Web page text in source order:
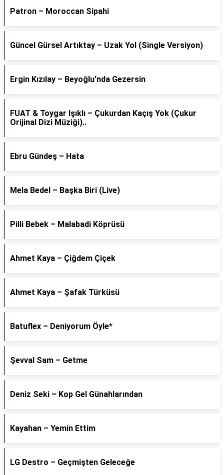
Patron – Moroccan Sipahi
Güncel Gürsel Artıktay – Uzak Yol (Single Versiyon)
Ergin Kızılay – Beyoğlu'nda Gezersin
FUAT & Toygar Işıklı – Çukurdan Kaçış Yok (Çukur
Orijinal Dizi Müziği)..
Ebru Gündeş – Hata
Mela Bedel – Başka Biri (Live)
Pilli Bebek – Malabadi Köprüsü
Ahmet Kaya – Çiğdem Çiçek
Ahmet Kaya – Şafak Türküsü
Batuflex – Deniyorum Öyle*
Şevval Sam – Getme
Deniz Seki – Kop Gel Günahlarından
Kayahan – Yemin Ettim
LG Destro – Geçmişten Geleceğe